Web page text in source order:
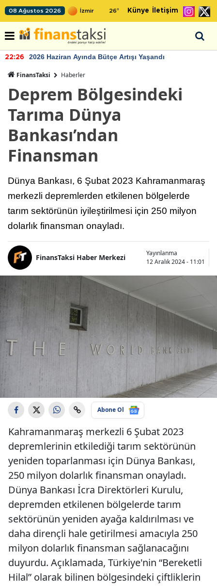
08 Ağustos 2026 26° Künye İletişim
22:26 2026 Haziran Ayında Bütçe Artışı Yaşandı
FinansTaksi Haberler
Deprem Bölgesindeki
Tarıma Dünya
Bankası’ndan
Finansman
Dünya Bankası, 6 Şubat 2023 Kahramanmaraş
merkezli depremlerden etkilenen bölgelerde
tarım sektörünün iyileştirilmesi için 250 milyon
dolarlık finansman onayladı.
FinansTaksi Haber Merkezi
Yayınlanma
12 Aralık 2024 - 11:01
Abone Ol
Kahramanmaraş merkezli 6 Şubat 2023
depremlerinin etkilediği tarım sektörünün
yeniden toparlanması için Dünya Bankası,
250 milyon dolarlık finansman onayladı.
Dünya Bankası İcra Direktörleri Kurulu,
depremden etkilenen bölgelerde tarım
sektörünün yeniden ayağa kaldırılması ve
daha dirençli hale getirilmesi amacıyla 250
milyon dolarlık finansman sağlanacağını
duyurdu. Açıklamada, Türkiye'nin “Bereketli
Hilal” olarak bilinen bölgesindeki çiftliklerin